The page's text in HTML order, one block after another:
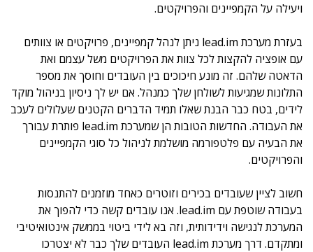
ויעילה על הקמפיינים והפרויקטים.
בעזרת מערכת lead.im ניתן לנהל קמפיינים, פרויקטים או צוותים
עם אופציה להקצות לכל צוות את הפרויקטים משל עצמם ואת
הדאטה שלהם. זה מונע חיכוכים בין העובדים וחוסך את מספר
התלונות שמגיעות לשולחן שלך כמנהל. אם יש לך ניסיון בניהול מוקד
לידים, בטח כבר הבנת שאלו תמיד הדברים הקטנים שעלולים לעכב
את העבודה. החדשות הטובות הן שמערכת lead.im פותרת עבורך
את הבעיה עם פלטפורמה מושלמת לניהול כל סוגי הקמפיינים
והפרויקטים.
חשוב לציין שעובדים בכירים וזוטרים כאחד מוזמנים להתנסות
בעבודה שוטפת עם lead.im. אנו עובדים קשה כדי להפוך את
המערכת לנגישה וידידותית, וזה בא לידי ביטוי בממשק אינטואיטיבי
ומתקדם. דרך מערכת lead.im העובדים שלך כבר לא יצטרכו